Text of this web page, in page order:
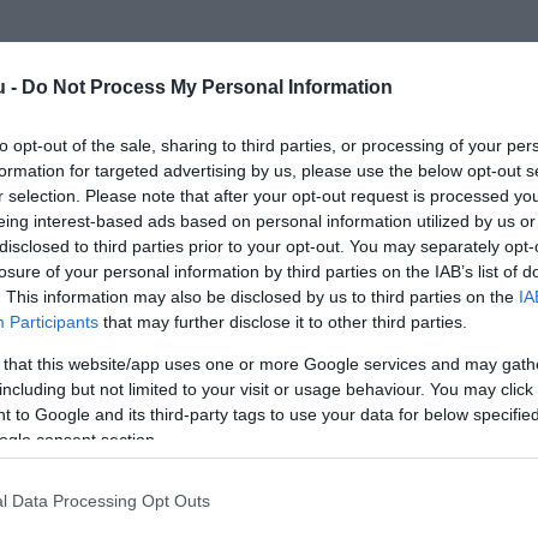
- Do Not Process My Personal Information
opt-out of the sale, sharing to third parties, or processing of your
for targeted advertising by us, please use the below opt-out
selection. Please note that after your opt-out request is processed
interest-based ads based on personal information utilized by us
to third parties prior to your opt-out. You may separately
of your personal information by third parties on the IAB’s list of
This information may also be disclosed by us to third parties on the
Participants that may further disclose it to other third parties.
that this website/app uses one or more Google services and may
but not limited to your visit or usage behaviour. You may
to Google and its third-party tags to use your data for below
consent section.
Data Processing Opt Outs
többet
Parkoló
horgásztanya és a teniszpályák mellett hangulatos
házi és cseh sörökkel várjuk a sportolni,
vendégeinket.
salakos teniszpálya
valamint sporthorgászati lehetőség